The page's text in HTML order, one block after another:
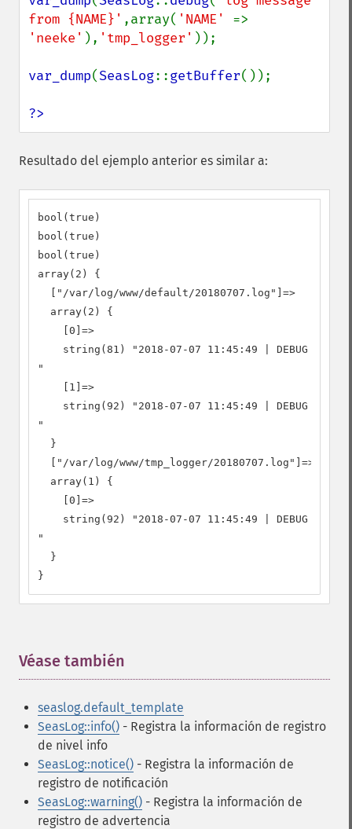
from {NAME}' ,array( 'NAME'
'neeke' ), 'tmp_logger' ));
var_dump(SeasLog::getBuffer());
?>
Resultado del ejemplo anterior es similar a:
bool(true)
bool(true)
bool(true)
array(2) {
  ["/var/log/www/default/20180707.log"]=>
  array(2) {
    [0]=>
string(81) "2018-07-07 11:45:49 | DEBUG |
"
    [1]=>
string(92) "2018-07-07 11:45:49 | DEBUG |
"
  }
  ["/var/log/www/tmp_logger/20180707.log"]=>
  array(1) {
    [0]=>
string(92) "2018-07-07 11:45:49 | DEBUG |
"
  }
}
Véase también
seaslog.default_template
SeasLog::info() - Registra la información de registro
de nivel info
SeasLog::notice() - Registra la información de
registro de notificación
SeasLog::warning() - Registra la información de
registro de advertencia